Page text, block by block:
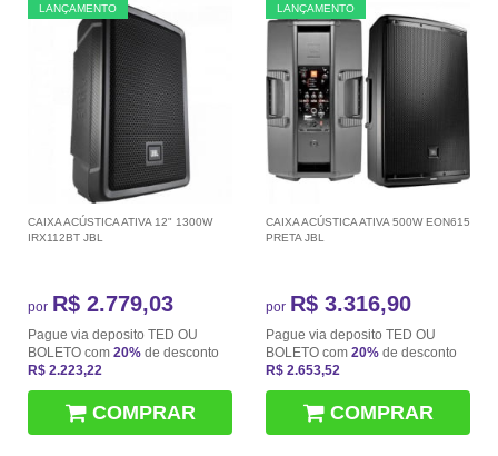
LANÇAMENTO
CAIXA ACÚSTICA ATIVA 12" 1300W
IRX112BT JBL
por R$ 2.779,03
Pague via deposito TED OU
BOLETO com 20% de desconto
R$ 2.223,22
COMPRAR
LANÇAMENTO
CAIXA ACÚSTICA ATIVA 500W EON615
PRETA JBL
por R$ 3.316,90
Pague via deposito TED OU
BOLETO com 20% de desconto
R$ 2.653,52
COMPRAR